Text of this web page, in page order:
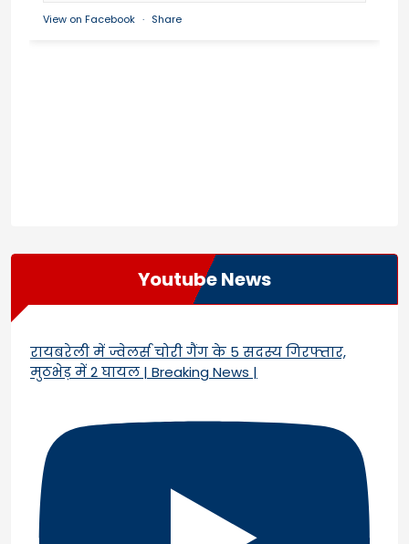
View on Facebook · Share
Youtube News
रायबरेली में ज्वेलर्स चोरी गैंग के 5 सदस्य गिरफ्तार,
मुठभेड़ में 2 घायल | Breaking News |